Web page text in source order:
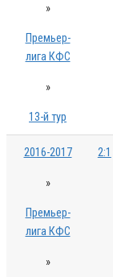
»
Премьер-
лига КФС
»
13-й тур
2016-2017
»
Премьер-
лига КФС
»
2:1